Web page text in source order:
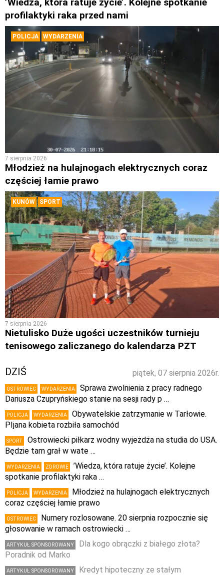
profilaktyki raka przed nami
POLICJA WYDARZENIA
7 sierpnia 2026
Młodzież na hulajnogach elektrycznych coraz
częściej łamie prawo
KUNÓW SPORT
7 sierpnia 2026
Nietulisko Duże ugości uczestników turnieju
tenisowego zaliczanego do kalendarza PZT
piątek, 07 sierpnia 2026r.
DZIŚ
OSTROWIEC WYDARZENIA
Sprawa zwolnienia z pracy radnego
Dariusza Czupryńskiego stanie na sesji rady p …
POLICJA WYDARZENIA
Obywatelskie zatrzymanie w Tarłowie.
PIjana kobieta rozbiła samochód
SPORT
Ostrowiecki piłkarz wodny wyjeżdża na studia do USA.
Będzie tam grał w wate …
WYDARZENIA ZDROWIE
’Wiedza, która ratuje życie’. Kolejne
spotkanie profilaktyki raka …
POLICJA WYDARZENIA
Młodzież na hulajnogach elektrycznych
coraz częściej łamie prawo
OSTROWIEC
Numery rozlosowane. 20 sierpnia rozpocznie się
głosowanie w ramach ostrowiecki …
ARTYKUŁ SPONSOROWANY
Dla kogo obrączki z białego złota?
Poradnik od Marko
ARTYKUŁ SPONSOROWANY
Kredyt hipoteczny ze stałym